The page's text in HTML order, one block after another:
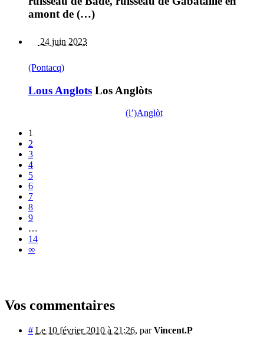
amont de (…)
24 juin 2023
(Pontacq)
Lous Anglots Los Anglòts
(l’)Anglòt
1
2
3
4
5
6
7
8
9
…
14
∞
Vos commentaires
# Le 10 février 2010 à 21:26, parVincent.P